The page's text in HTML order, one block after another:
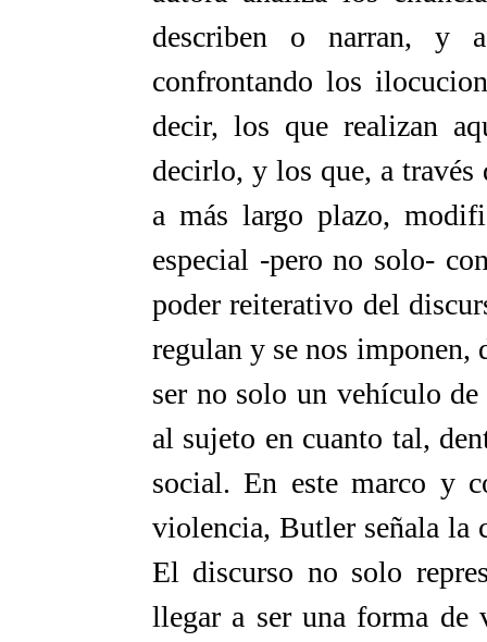
describen o narran, y
confrontando los
decir, los que realizan
decirlo, y los que, a
a más largo plazo,
especial -pero no solo-
poder reiterativo del
regulan y se nos imponen,
ser no solo un vehículo
al sujeto en cuanto tal,
social. En este marco y
violencia, Butler señala la
El discurso no solo
llegar a ser una forma de